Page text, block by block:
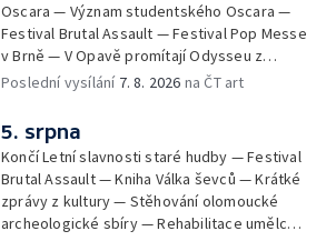
Oscara — Význam studentského Oscara —
Festival Brutal Assault — Festival Pop Messe
v Brně — V Opavě promítají Odysseu z
filmového pásu
Poslední vysílání 7. 8. 2026 na ČT art
5. srpna
Končí Letní slavnosti staré hudby — Festival
Brutal Assault — Kniha Válka ševců — Krátké
zprávy z kultury — Stěhování olomoucké
archeologické sbíry — Rehabilitace umělce